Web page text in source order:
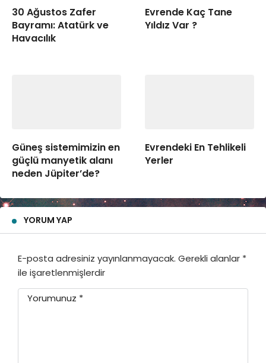
30 Ağustos Zafer
Bayramı: Atatürk ve
Havacılık
Evrende Kaç Tane
Yıldız Var ?
Güneş sistemimizin en
güçlü manyetik alanı
neden Jüpiter’de?
Evrendeki En Tehlikeli
Yerler
YORUM YAP
E-posta adresiniz yayınlanmayacak. Gerekli alanlar *
ile işaretlenmişlerdir
Yorumunuz *